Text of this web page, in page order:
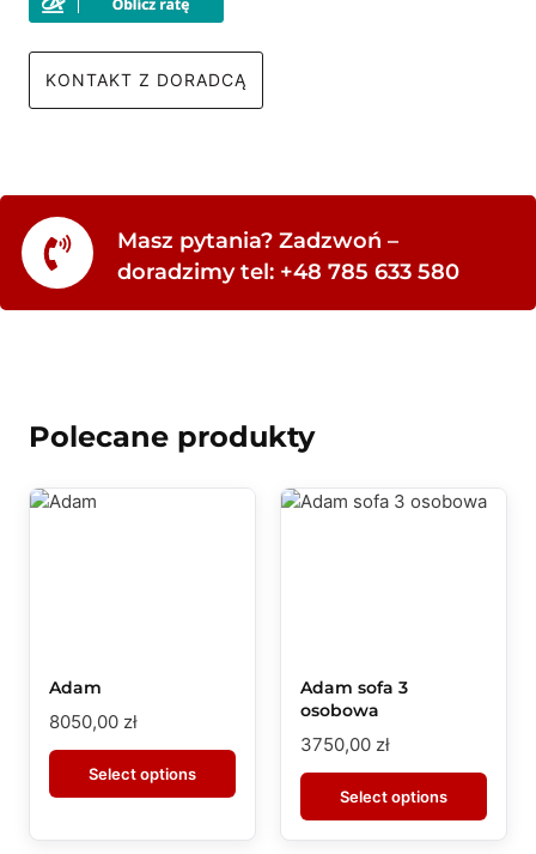
KONTAKT Z DORADCĄ
Masz pytania? Zadzwoń –
doradzimy tel: +48 785 633 580
Polecane produkty
Adam
8050,00 zł
Select options
Adam sofa 3
osobowa
3750,00 zł
Select options